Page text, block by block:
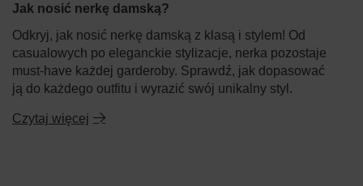
Jak nosić nerkę damską?
Odkryj, jak nosić nerkę damską z klasą i stylem! Od
casualowych po eleganckie stylizacje, nerka pozostaje
must-have każdej garderoby. Sprawdź, jak dopasować
ją do każdego outfitu i wyrazić swój unikalny styl.
Czytaj więcej